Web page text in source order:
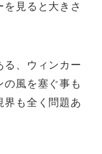
見ると大きさ
る、ウィンカー
の風を塞ぐ事も
界も全く問題あ